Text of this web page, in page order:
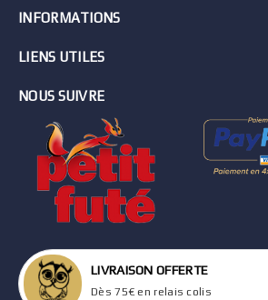
INFORMATIONS
LIENS UTILES
NOUS SUIVRE
LIVRAISON OFFERTE
Dès 75€ en relais colis